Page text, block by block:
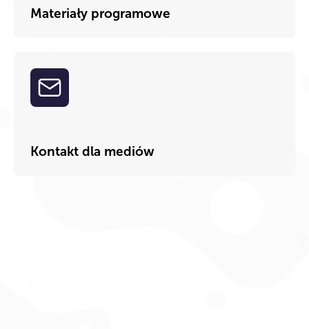
Materiały programowe
Kontakt dla mediów